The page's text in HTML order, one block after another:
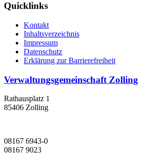
Quicklinks
Kontakt
Inhaltsverzeichnis
Impressum
Datenschutz
Erklärung zur Barrierefreiheit
Verwaltungsgemeinschaft Zolling
Rathausplatz 1
85406 Zolling
08167 6943-0
08167 9023